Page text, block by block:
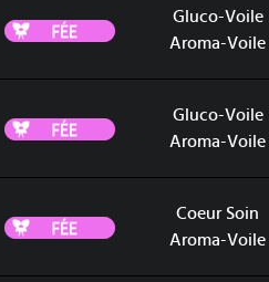
Fée
Gluco-Voile
Aroma-Voile
Fée
Gluco-Voile
Aroma-Voile
Fée
Coeur Soin
Aroma-Voile